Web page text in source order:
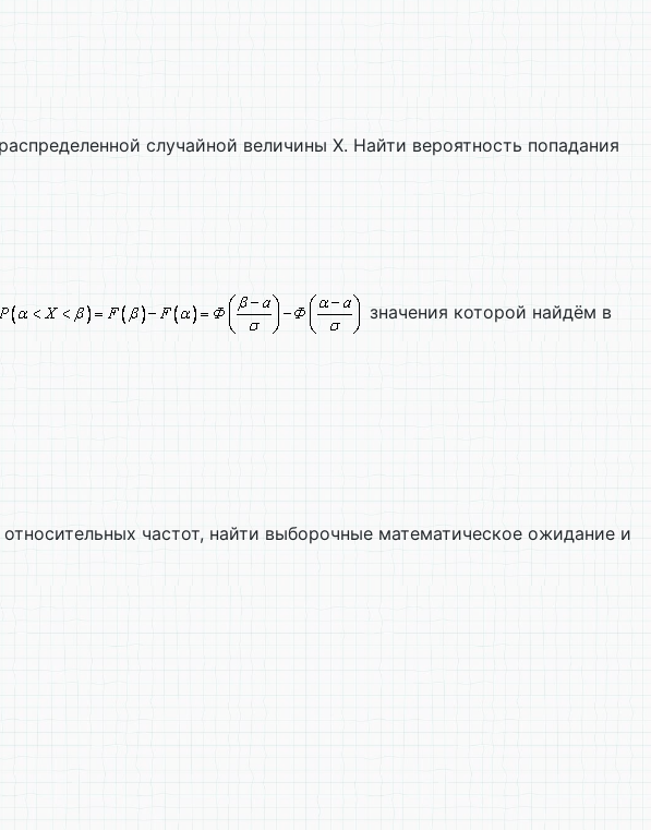
случайной величины X. Найти вероятность попадания
значения которой найдём в
частот, найти выборочные математическое ожидание и